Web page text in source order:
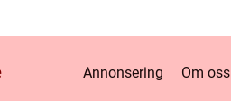
Annonsering Om oss